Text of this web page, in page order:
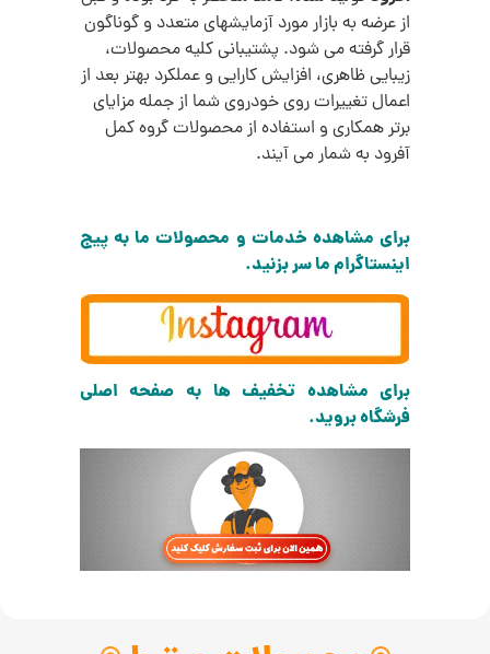
از عرضه به بازار مورد آزمایشهای متعدد و گوناگون
قرار گرفته می شود. پشتیبانی کلیه محصولات،
زیبایی ظاهری، افزایش کارایی و عملکرد بهتر بعد از
اعمال تغییرات روی خودروی شما از جمله مزایای
برتر همکاری و استفاده از محصولات گروه کمل
آفرود به شمار می آیند.
برای مشاهده خدمات و محصولات ما به پیج
اینستاگرام ما سر بزنید.
برای مشاهده تخفیف ها به صفحه اصلی
فرشگاه بروید.